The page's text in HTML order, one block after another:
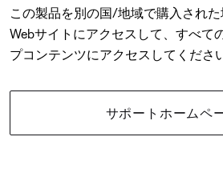
この製品を別の国/地域で購入され
Webサイトにアクセスして、すべて
プコンテンツにアクセスしてくださ
サポートホームペ